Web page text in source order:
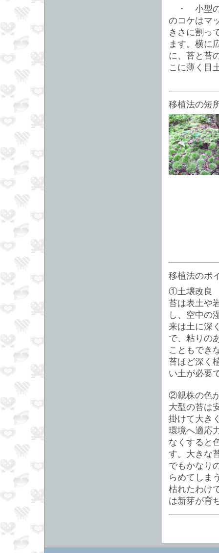
・ 小型の
のコケはマ
きさに割っ
ます。横に
に、苔と苔
こに薄く目
移植法の短
移植法のポ
①土壌改良
苔は表土や
し、空中の
来は土に深
で、粘りの
こともでき
苔ほど深く
い土が必要
②親株の色
大型の苔は
掛けて大き
環境へ適応
なくすると
す。大きな
でもかなり
らめてしま
枯れたわけ
は新芽が育